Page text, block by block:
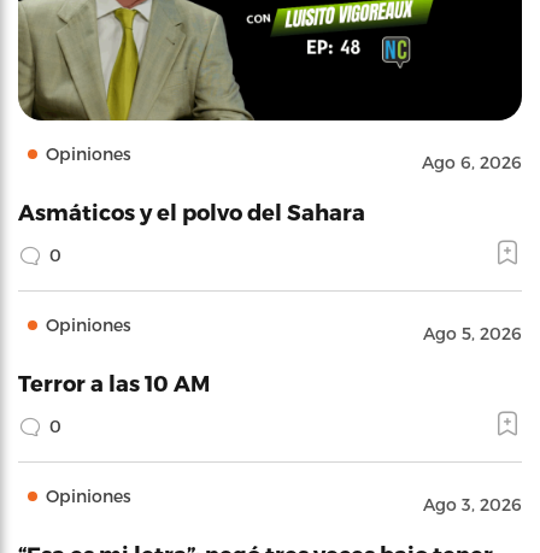
Opiniones Ago 6, 2026
Asmáticos y el polvo del Sahara
0
Opiniones Ago 5, 2026
Terror a las 10 AM
0
Opiniones Ago 3, 2026